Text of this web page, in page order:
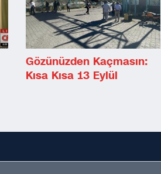
Gözünüzden Kaçmasın:
Kısa Kısa 13 Eylül